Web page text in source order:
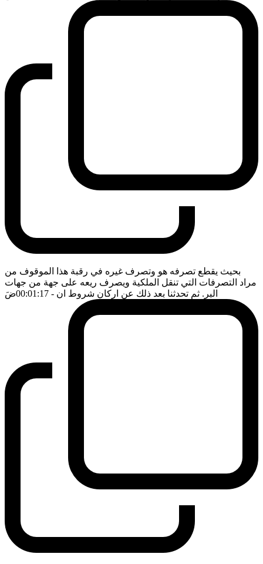
بحيث يقطع تصرفه هو وتصرف غيره في رقبة هذا الموقوف من
مراد التصرفات التي تنقل الملكية ويصرف ريعه على جهة من جهات
البر. ثم تحدثنا بعد ذلك عن اركان شروط ان - 00:01:17 ضَ